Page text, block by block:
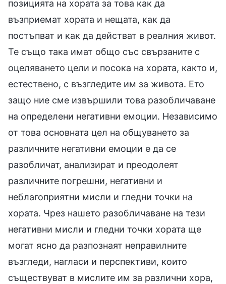
позицията на хората за това как да
възприемат хората и нещата, как да
постъпват и как да действат в реалния живот.
Те също така имат общо със свързаните с
оцеляването цели и посока на хората, както и,
естествено, с възгледите им за живота. Ето
защо ние сме извършили това разобличаване
на определени негативни емоции. Независимо
от това основната цел на общуването за
различните негативни емоции е да се
разобличат, анализират и преодолеят
различните погрешни, негативни и
неблагоприятни мисли и гледни точки на
хората. Чрез нашето разобличаване на тези
негативни мисли и гледни точки хората ще
могат ясно да разпознаят неправилните
възгледи, нагласи и перспективи, които
съществуват в мислите им за различни хора,